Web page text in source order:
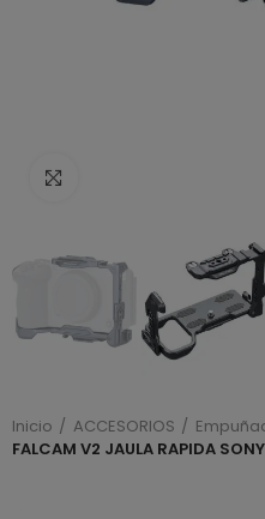
Inicio ACCESORIOS
FALCAM V2 JAULA RAPIDA